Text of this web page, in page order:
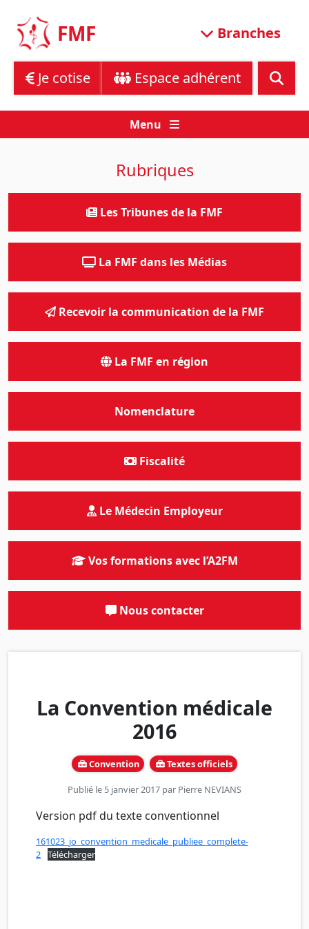
content
FMF Branches
Je cotise Espace adhérent
Menu
La Convention médicale
2016
Convention Textes officiels
Publié le 5 janvier 2017 par Pierre NEVIANS
Version pdf du texte conventionnel
161023_jo_convention_medicale_publiee_complete-
2 Télécharger
Rubriques
Les Tribunes de la FMF
La FMF dans les Médias
Recevoir la communication de la FMF
La FMF en région
Nomenclature
Fiscalité
Le Médecin Employeur
Vos formations avec l’A2FM
Nous contacter